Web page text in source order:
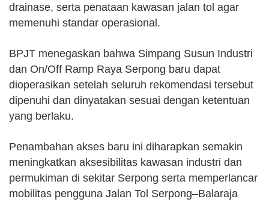
drainase, serta penataan kawasan jalan tol agar
memenuhi standar operasional.
BPJT menegaskan bahwa Simpang Susun Industri
dan On/Off Ramp Raya Serpong baru dapat
dioperasikan setelah seluruh rekomendasi tersebut
dipenuhi dan dinyatakan sesuai dengan ketentuan
yang berlaku.
Penambahan akses baru ini diharapkan semakin
meningkatkan aksesibilitas kawasan industri dan
permukiman di sekitar Serpong serta memperlancar
mobilitas pengguna Jalan Tol Serpong–Balaraja